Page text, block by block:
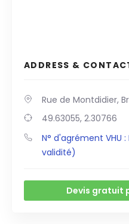
ADDRESS &
Rue de Montdidier,
49.63055, 2.30766
N° d'agrément VHU
validité)
Devis gratuit